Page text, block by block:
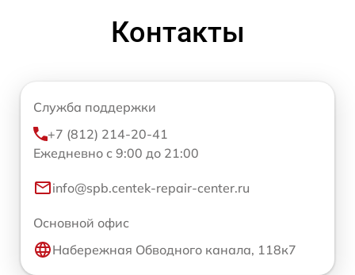
Контакты
Служба поддержки
+7 (812) 214-20-41
Ежедневно с 9:00 до 21:00
info@spb.centek-repair-center.ru
Основной офис
Набережная Обводного канала, 118к7